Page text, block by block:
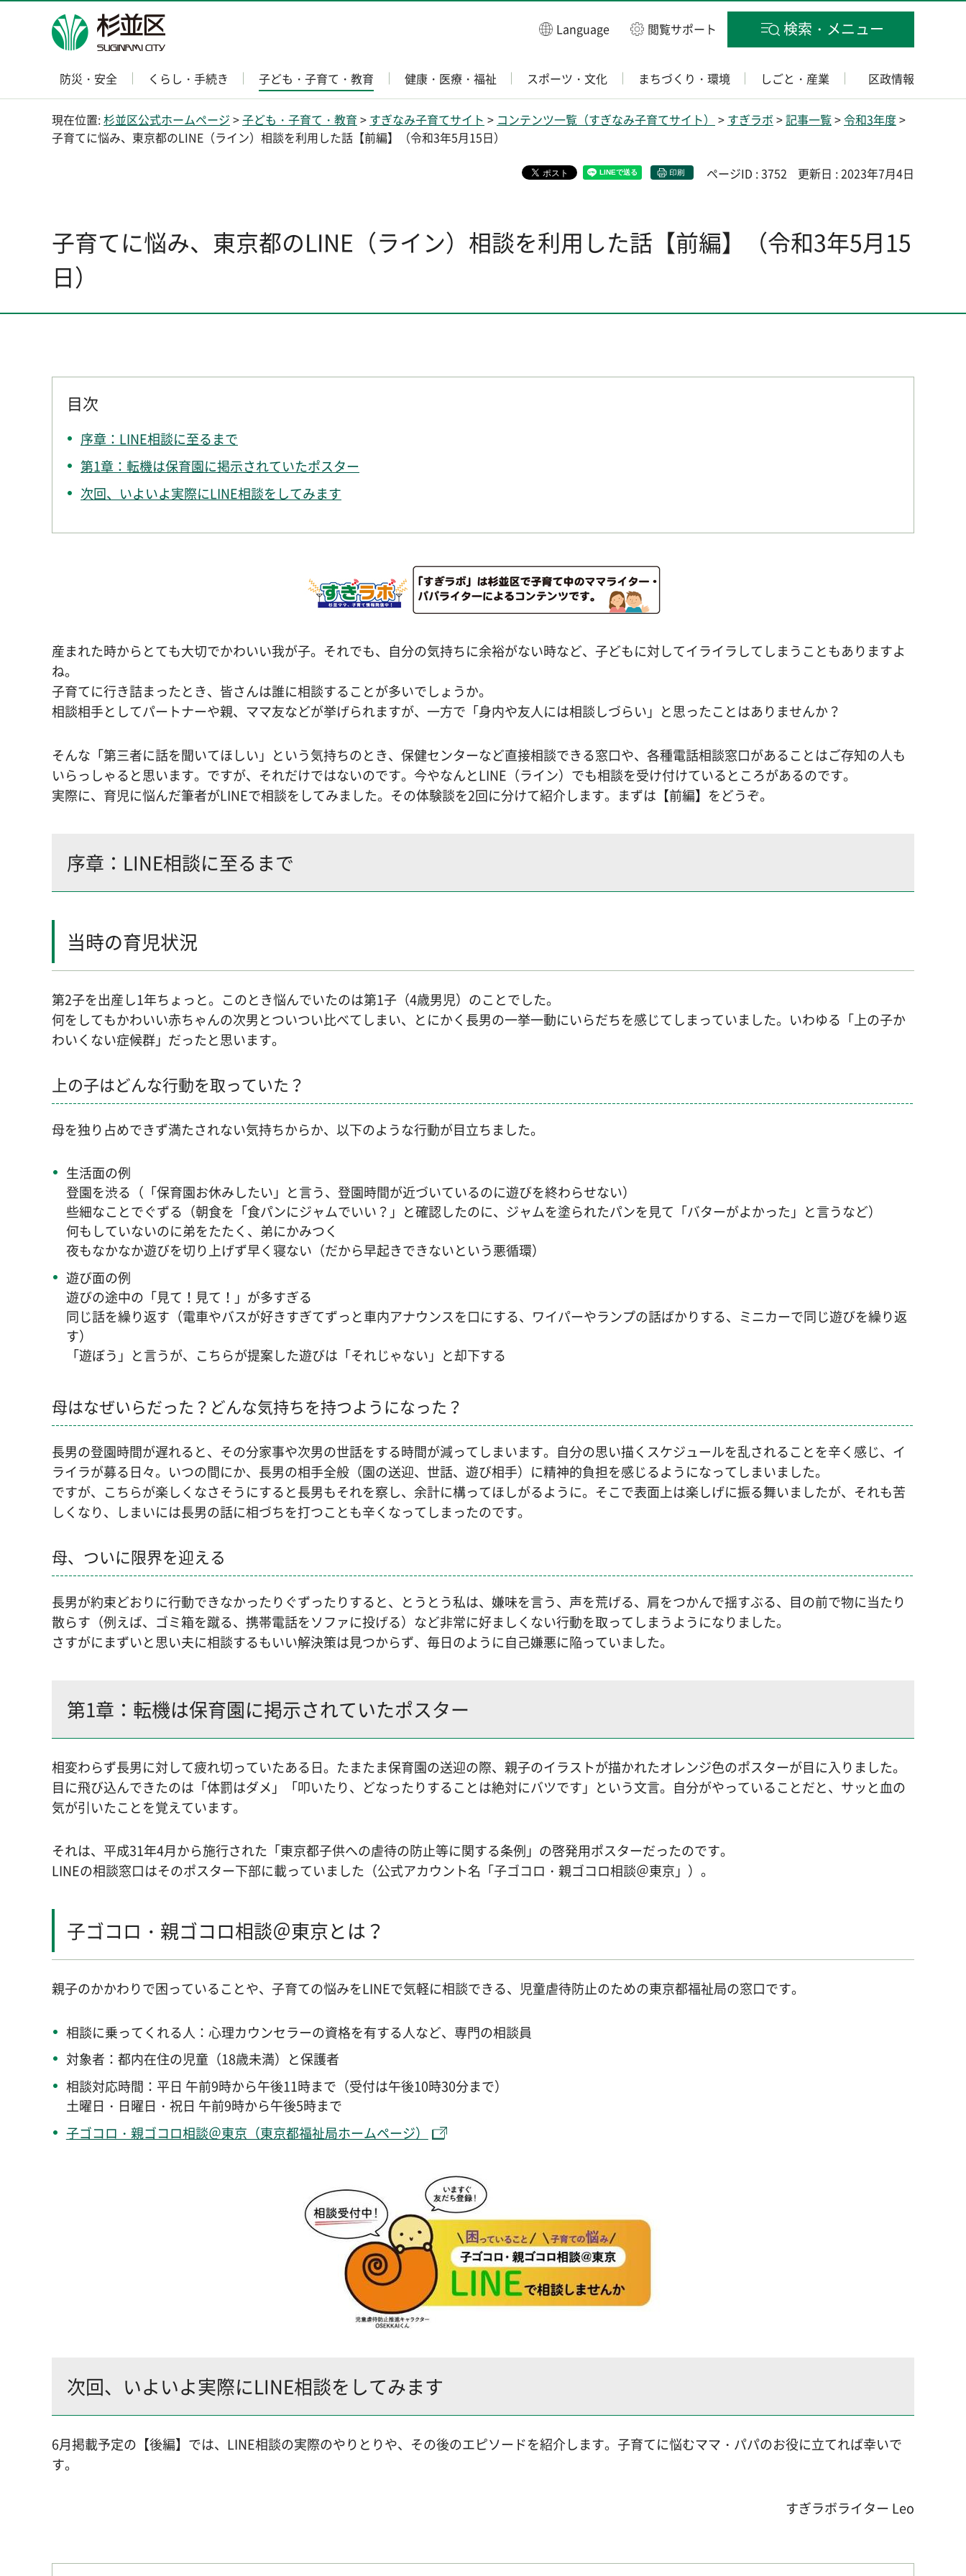
杉並区 Language 閲覧サポート 検索・メニュー
防災・安全 くらし・手続き 子ども・子育て・教育 健康・医療・福祉 スポーツ・文化 まちづくり・環境 しごと・産業 区政情報
現在位置:杉並区公式ホームページ >子ども・子育て・教育 > すぎなみ子育てサイト > コンテンツ一覧（すぎなみ子育てサイト） > すぎラボ >記事一覧>令和3年度 >
子育てに悩み、東京都のLINE（ライン）相談を利用した話【前編】（令和3年5月15日）
印刷 ページID : 3752 更新日 : 2023年7月4日
子育てに悩み、東京都のLINE（ライン）相談を利用した話【前編】（令和3年5月15
日）
目次
序章：LINE相談に至るまで
第1章：転機は保育園に掲示されていたポスター
次回、いよいよ実際にLINE相談をしてみます
産まれた時からとても大切でかわいい我が子。それでも、自分の気持ちに余裕がない時など、子どもに対してイライラしてしまうこともありますよ
ね。
子育てに行き詰まったとき、皆さんは誰に相談することが多いでしょうか。
相談相手としてパートナーや親、ママ友などが挙げられますが、一方で「身内や友人には相談しづらい」と思ったことはありませんか？
そんな「第三者に話を聞いてほしい」という気持ちのとき、保健センターなど直接相談できる窓口や、各種電話相談窓口があることはご存知の人も
いらっしゃると思います。ですが、それだけではないのです。今やなんとLINE（ライン）でも相談を受け付けているところがあるのです。
実際に、育児に悩んだ筆者がLINEで相談をしてみました。その体験談を2回に分けて紹介します。まずは【前編】をどうぞ。
序章：LINE相談に至るまで
当時の育児状況
第2子を出産し1年ちょっと。このとき悩んでいたのは第1子（4歳男児）のことでした。
何をしてもかわいい赤ちゃんの次男とついつい比べてしまい、とにかく長男の一挙一動にいらだちを感じてしまっていました。いわゆる「上の子か
わいくない症候群」だったと思います。
上の子はどんな行動を取っていた？
母を独り占めできず満たされない気持ちからか、以下のような行動が目立ちました。
生活面の例
登園を渋る（「保育園お休みしたい」と言う、登園時間が近づいているのに遊びを終わらせない）
些細なことでぐずる（朝食を「食パンにジャムでいい？」と確認したのに、ジャムを塗られたパンを見て「バターがよかった」と言うなど）
何もしていないのに弟をたたく、弟にかみつく
夜もなかなか遊びを切り上げず早く寝ない（だから早起きできないという悪循環）
遊び面の例
遊びの途中の「見て！見て！」が多すぎる
同じ話を繰り返す（電車やバスが好きすぎてずっと車内アナウンスを口にする、ワイパーやランプの話ばかりする、ミニカーで同じ遊びを繰り返
す）
「遊ぼう」と言うが、こちらが提案した遊びは「それじゃない」と却下する
母はなぜいらだった？どんな気持ちを持つようになった？
長男の登園時間が遅れると、その分家事や次男の世話をする時間が減ってしまいます。自分の思い描くスケジュールを乱されることを辛く感じ、イ
ライラが募る日々。いつの間にか、長男の相手全般（園の送迎、世話、遊び相手）に精神的負担を感じるようになってしまいました。
ですが、こちらが楽しくなさそうにすると長男もそれを察し、余計に構ってほしがるように。そこで表面上は楽しげに振る舞いましたが、それも苦
しくなり、しまいには長男の話に相づちを打つことも辛くなってしまったのです。
母、ついに限界を迎える
長男が約束どおりに行動できなかったりぐずったりすると、とうとう私は、嫌味を言う、声を荒げる、肩をつかんで揺すぶる、目の前で物に当たり
散らす（例えば、ゴミ箱を蹴る、携帯電話をソファに投げる）など非常に好ましくない行動を取ってしまうようになりました。
さすがにまずいと思い夫に相談するもいい解決策は見つからず、毎日のように自己嫌悪に陥っていました。
第1章：転機は保育園に掲示されていたポスター
相変わらず長男に対して疲れ切っていたある日。たまたま保育園の送迎の際、親子のイラストが描かれたオレンジ色のポスターが目に入りました。
目に飛び込んできたのは「体罰はダメ」「叩いたり、どなったりすることは絶対にバツです」という文言。自分がやっていることだと、サッと血の
気が引いたことを覚えています。
それは、平成31年4月から施行された「東京都子供への虐待の防止等に関する条例」の啓発用ポスターだったのです。
LINEの相談窓口はそのポスター下部に載っていました（公式アカウント名「子ゴコロ・親ゴコロ相談＠東京」）。
子ゴコロ・親ゴコロ相談＠東京とは？
親子のかかわりで困っていることや、子育ての悩みをLINEで気軽に相談できる、児童虐待防止のための東京都福祉局の窓口です。
相談に乗ってくれる人：心理カウンセラーの資格を有する人など、専門の相談員
対象者：都内在住の児童（18歳未満）と保護者
相談対応時間：平日 午前9時から午後11時まで（受付は午後10時30分まで）
土曜日・日曜日・祝日 午前9時から午後5時まで
子ゴコロ・親ゴコロ相談＠東京（東京都福祉局ホームページ）
次回、いよいよ実際にLINE相談をしてみます
6月掲載予定の【後編】では、LINE相談の実際のやりとりや、その後のエピソードを紹介します。子育てに悩むママ・パパのお役に立てれば幸いで
す。
すぎラボライター Leo